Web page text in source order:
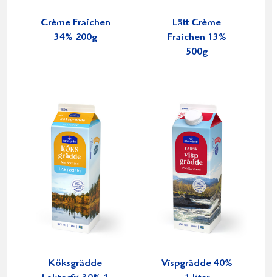
Crème Fraichen
34% 200g
Lätt Crème
Fraichen 13%
500g
Köksgrädde
Vispgrädde 40%